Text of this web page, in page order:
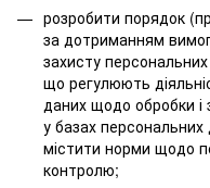
розробити порядок
за дотриманням
захисту
що регулюють
даних щодо обробки і
у базах
містити норми щодо
контролю;